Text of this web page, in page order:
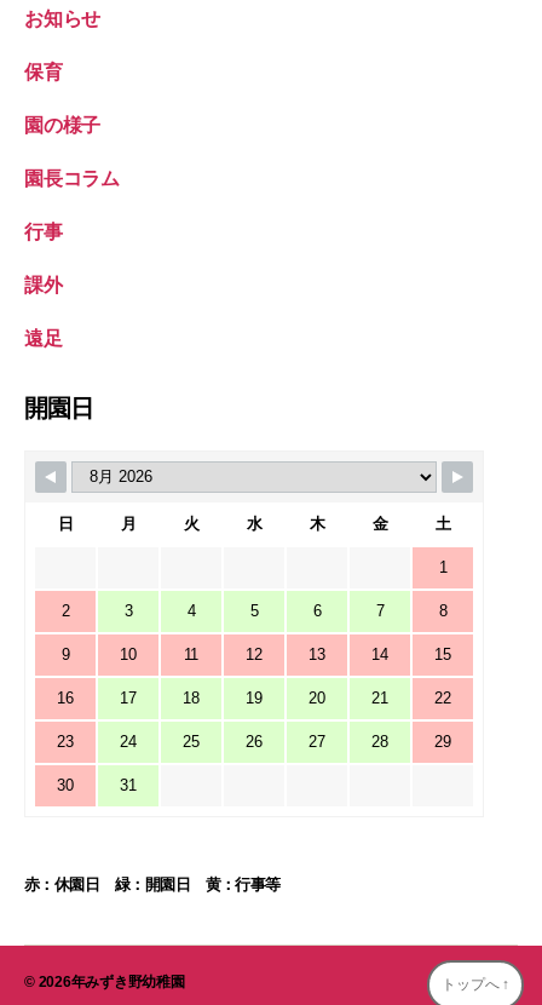
お知らせ
保育
園の様子
園長コラム
行事
課外
遠足
開園日
日 月 火 水 木 金 土
1
2 3 4 5 6 7 8
9 10 11 12 13 14 15
16 17 18 19 20 21 22
23 24 25 26 27 28 29
30 31
赤：休園日 緑：開園日 黄：行事等
© 2026年みずき野幼稚園 トップへ ↑